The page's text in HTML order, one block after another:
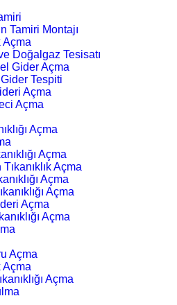
Tamiri Montajı
Açma
Doğalgaz Tesisatı
Gider Açma
Tespiti
Açma
Açma
Açma
Açma
Tıkanıklık Açma
Açma
Açma
Açma
Açma
Açma
Açma
Açma